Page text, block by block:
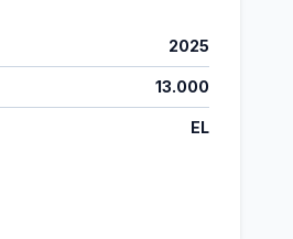
2025
13.000
EL